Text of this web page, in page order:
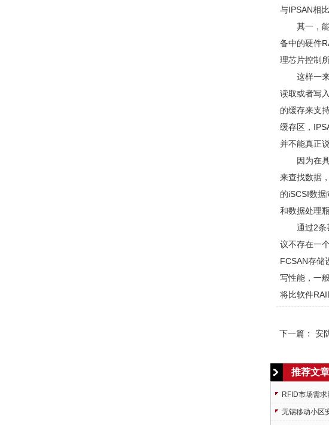
与IPSAN相
其一，
备中的硬件
理芯片控制
这样一
读取或者写
的缓存来支
缓存区，
并不能真正
因为在
来查找数据
的iSCSI数
和数据处理
通过2条
议不存在一
FCSAN存储
写性能，一
将比软件
下一篇： 安
推荐文章
RFID市场需
无锡移动小区